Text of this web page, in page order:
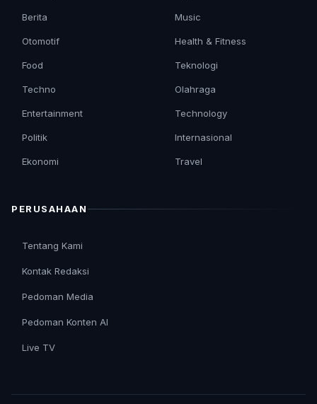
Berita
Otomotif
Music
Health & Fitness
Food
Techno
Entertainment
Politik
Ekonomi
Teknologi
Olahraga
Technology
Internasional
Travel
PERUSAHAAN
Tentang Kami
Kontak Redaksi
Pedoman Media
Pedoman Konten AI
Live TV